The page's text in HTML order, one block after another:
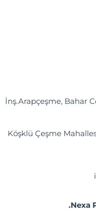
İnş.Arapçeşme, Bahar
Köşklü Çeşme